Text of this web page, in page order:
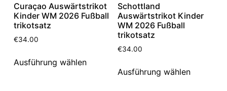
Curaçao Auswärtstrikot
Kinder WM 2026 Fußball
trikotsatz
€34.00
Ausführung wählen
Schottland
Auswärtstrikot Kinder
WM 2026 Fußball
trikotsatz
€34.00
Ausführung wählen